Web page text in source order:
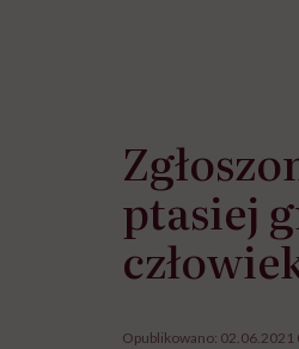
ptasiej
Opublikowano: 02.06.2021